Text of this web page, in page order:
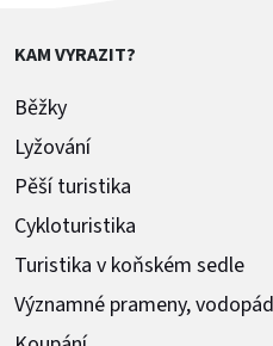
KAM VYRAZIT?
Běžky
Lyžování
Pěší turistika
Cykloturistika
Turistika v koňském sedle
Významné prameny,